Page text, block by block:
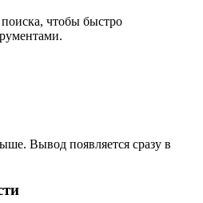
чтобы быстро
Вывод появляется сразу в